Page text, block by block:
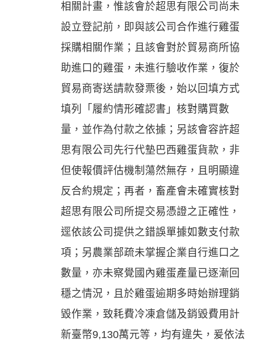
相關計畫，惟該會於超思有限公司尚未
設立登記前，即與該公司合作進行雞蛋
採購相關作業；且該會對於貿易商所協
助進口的雞蛋，未進行驗收作業，復於
貿易商寄送請款發票後，始以回填方式
填列「履約情形確認書」核對購買數
量，並作為付款之依據；另該會容許超
思有限公司先行代墊巴西雞蛋貨款，非
但使報價評估機制蕩然無存，且明顯違
反合約規定；再者，畜產會未確實核對
超思有限公司所提交易憑證之正確性，
逕依該公司提供之錯誤單據如數支付款
項；另農業部疏未掌握企業自行進口之
數量，亦未察覺國內雞蛋產量已逐漸回
穩之情況，且於雞蛋逾期多時始辦理銷
毀作業，致耗費冷凍倉儲及銷毀費用計
新臺幣9,130萬元等，均有違失，爰依法